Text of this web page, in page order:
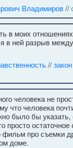
Владимиров//
в моих
в ней разрыв
//закон
человека не
что человека
было бы указать,
просто остаточное
про съемки
доме.